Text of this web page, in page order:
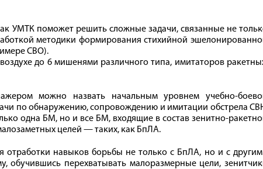
УМТК поможет решить сложные задачи, связанные не
методики формирования стихийной
СВО).
до 6 мишенями различного типа, имитаторов
можно назвать начальным уровнем учебно-
по обнаружению, сопровождению и имитации обстрела
одна БМ, но и все БМ, входящие в состав зенитно-
целей — таких, как БпЛА.
отработки навыков борьбы не только с БпЛА, но и с
обучившись перехватывать малоразмерные цели,